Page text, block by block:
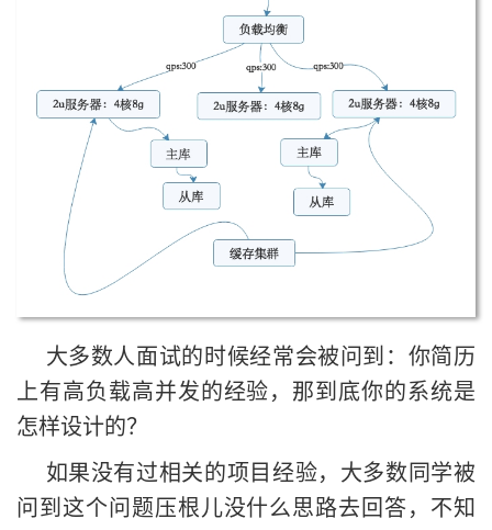
大多数人面试的时候经常会被问到：你简历
上有高负载高并发的经验，那到底你的系统是
怎样设计的？
如果没有过相关的项目经验，大多数同学被
问到这个问题压根儿没什么思路去回答，不知